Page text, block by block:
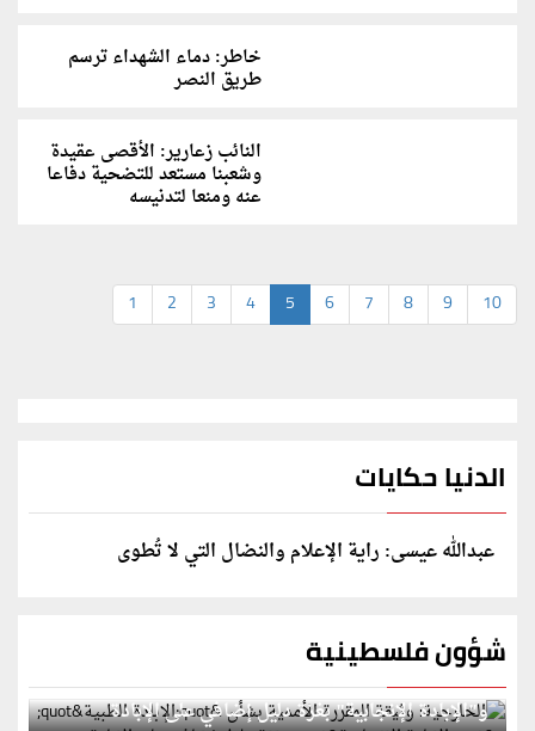
خاطر: دماء الشهداء ترسم
طريق النصر
النائب زعارير: الأقصى عقيدة
وشعبنا مستعد للتضحية دفاعا
عنه ومنعا لتدنيسه
1 2 3 4 5 6 7 8 9 10
الدنيا حكايات
عبدالله عيسى: راية الإعلام والنضال التي لا تُطوى
شؤون فلسطينية
الخارجية: وثيقة المقررة الأممية بشأن "الإبادة الطبية"
و"الإبادة الإنجابية" بغزة دليل إضافي على الإبادة